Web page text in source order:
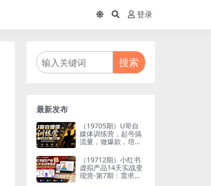
登录
搜索
最新发布
（19705期）U哥自
媒体训练营，起号搞
流量，做爆款，培养
（19712期）小红书
虚拟产品14天实战变
现营-第7期：需求挖